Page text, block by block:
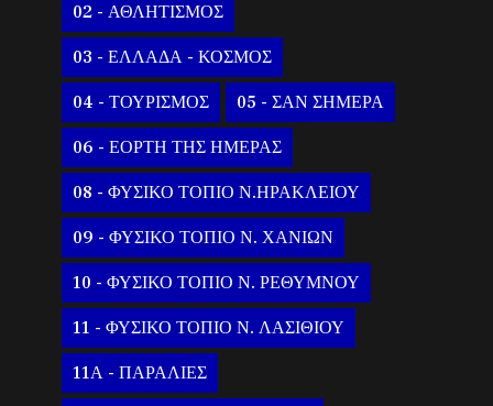
02 - ΑΘΛΗΤΙΣΜΟΣ
03 - ΕΛΛΑΔΑ - ΚΟΣΜΟΣ
04 - ΤΟΥΡΙΣΜΟΣ 05 - ΣΑΝ ΣΗΜΕΡΑ
06 - ΕΟΡΤΗ ΤΗΣ ΗΜΕΡΑΣ
08 - ΦΥΣΙΚΟ ΤΟΠΙΟ Ν.ΗΡΑΚΛΕΙΟΥ
09 - ΦΥΣΙΚΟ ΤΟΠΙΟ Ν. ΧΑΝΙΩΝ
10 - ΦΥΣΙΚΟ ΤΟΠΙΟ Ν. ΡΕΘΥΜΝΟΥ
11 - ΦΥΣΙΚΟ ΤΟΠΙΟ Ν. ΛΑΣΙΘΙΟΥ
11Α - ΠΑΡΑΛΙΕΣ